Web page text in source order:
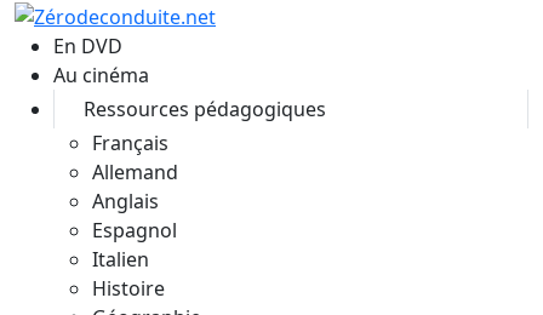
Aller au contenu principal
En DVD
Au cinéma
Ressources pédagogiques
Français
Allemand
Anglais
Espagnol
Italien
Histoire